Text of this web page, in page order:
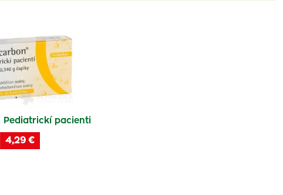
Pediatrickí pacienti
4,29 €